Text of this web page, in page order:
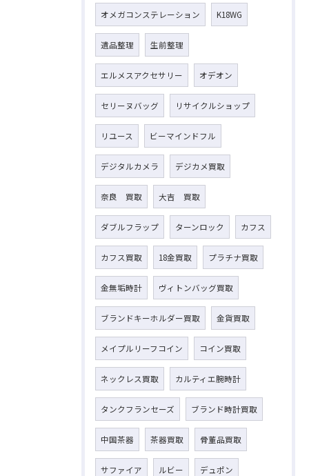
オメガコンステレーション K18WG
遺品整理 生前整理
エルメスアクセサリー オデオン
セリーヌバッグ リサイクルショップ
リユース ビーマインドフル
デジタルカメラ デジカメ買取
奈良 買取 大吉 買取
ダブルフラップ ターンロック カフス
カフス買取 18金買取 プラチナ買取
金無垢時計 ヴィトンバッグ買取
ブランドキーホルダー買取 金貨買取
メイプルリーフコイン コイン買取
ネックレス買取 カルティエ腕時計
タンクフランセーズ ブランド時計買取
中国茶器 茶器買取 骨董品買取
サファイア ルビー デュポン